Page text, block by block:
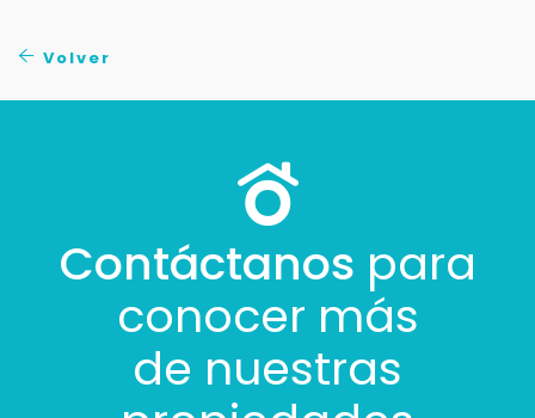
Volver
Contáctanos para
conocer más
de nuestras